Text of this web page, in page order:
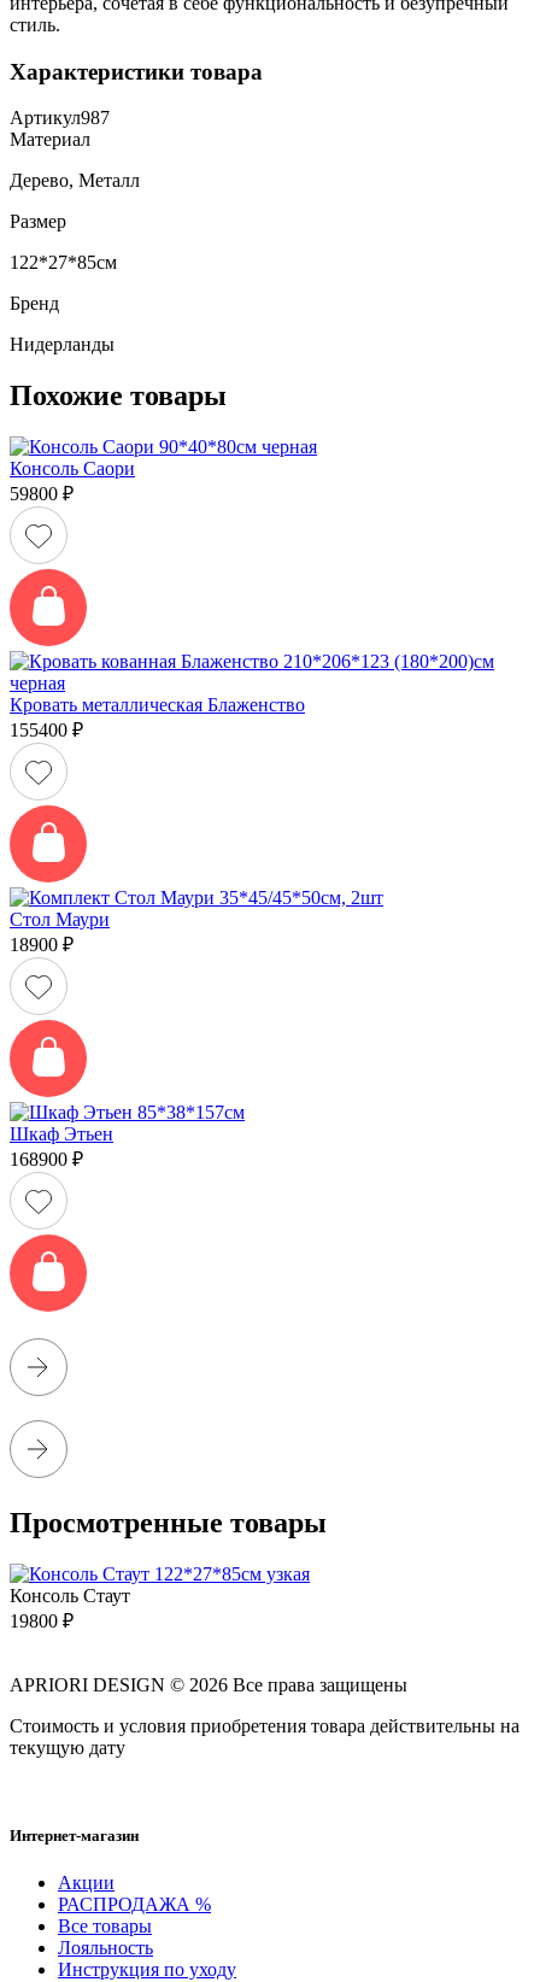
стиль.
Характеристики товара
Артикул987
Материал
Дерево, Металл
Размер
122*27*85см
Бренд
Нидерланды
Похожие товары
Консоль Саори
59800 ₽
Кровать металлическая Блаженство
155400 ₽
Стол Маури
18900 ₽
Шкаф Этьен
168900 ₽
Просмотренные товары
Консоль Стаут
19800 ₽
APRIORI DESIGN © 2026 Все права защищены
Cтоимость и условия приобретения товара действительны на
текущую дату
Интернет-магазин
Акции
РАСПРОДАЖА %
Все товары
Лояльность
Инструкция по уходу